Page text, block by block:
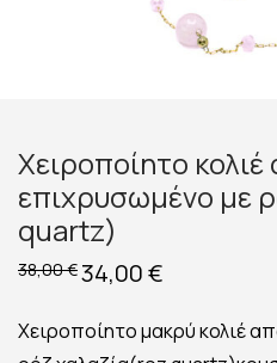
Χειροποίητο
επιχρυσωμένο με
quartz)
38,00€ Original
price
38,00 €.
34,00€
είναι:
34,00 €.
Χειροποίητο μακρύ κολιέ